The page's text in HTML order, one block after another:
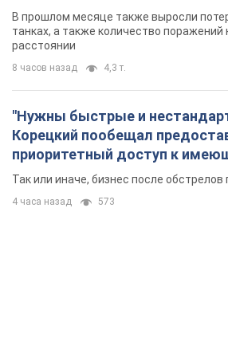
В прошлом месяце также выросли
танках, а также количество
расстоянии
8 часов назад 4,3 т.
"Нужны быстрые и
Корецкий пообещал
приоритетный доступ к
складским помещениям
Так или иначе, бизнес после
4 часа назад 573